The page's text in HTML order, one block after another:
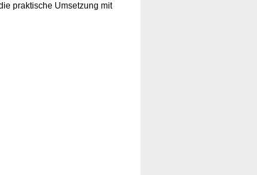
praktische Umsetzung mit